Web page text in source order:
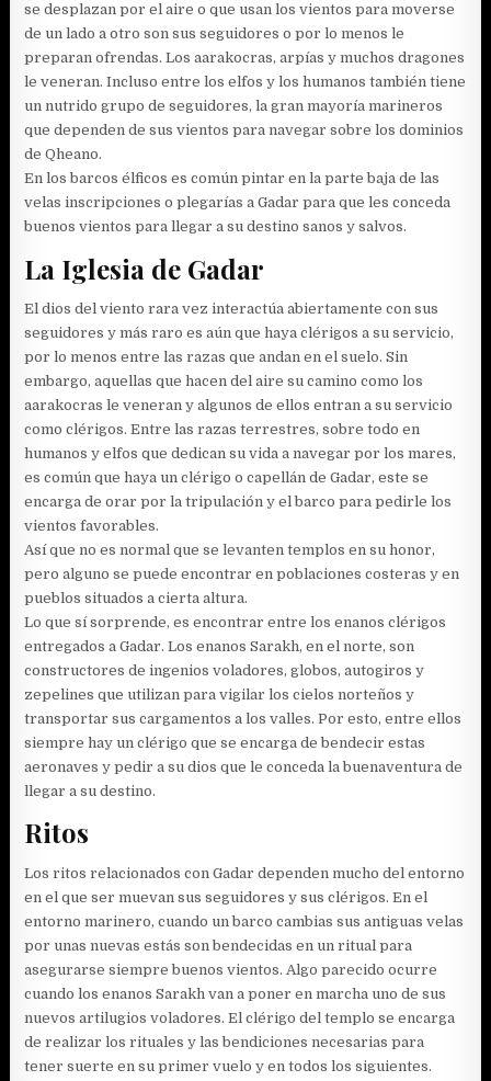
se desplazan por el aire o que usan los vientos para moverse
de un lado a otro son sus seguidores o por lo menos le
preparan ofrendas. Los aarakocras, arpías y muchos dragones
le veneran. Incluso entre los elfos y los humanos también tiene
un nutrido grupo de seguidores, la gran mayoría marineros
que dependen de sus vientos para navegar sobre los dominios
de Qheano.
En los barcos élficos es común pintar en la parte baja de las
velas inscripciones o plegarías a Gadar para que les conceda
buenos vientos para llegar a su destino sanos y salvos.
La Iglesia de Gadar
El dios del viento rara vez interactúa abiertamente con sus
seguidores y más raro es aún que haya clérigos a su servicio,
por lo menos entre las razas que andan en el suelo. Sin
embargo, aquellas que hacen del aire su camino como los
aarakocras le veneran y algunos de ellos entran a su servicio
como clérigos. Entre las razas terrestres, sobre todo en
humanos y elfos que dedican su vida a navegar por los mares,
es común que haya un clérigo o capellán de Gadar, este se
encarga de orar por la tripulación y el barco para pedirle los
vientos favorables.
Así que no es normal que se levanten templos en su honor,
pero alguno se puede encontrar en poblaciones costeras y en
pueblos situados a cierta altura.
Lo que sí sorprende, es encontrar entre los enanos clérigos
entregados a Gadar. Los enanos Sarakh, en el norte, son
constructores de ingenios voladores, globos, autogiros y
zepelines que utilizan para vigilar los cielos norteños y
transportar sus cargamentos a los valles. Por esto, entre ellos
siempre hay un clérigo que se encarga de bendecir estas
aeronaves y pedir a su dios que le conceda la buenaventura de
llegar a su destino.
Ritos
Los ritos relacionados con Gadar dependen mucho del entorno
en el que ser muevan sus seguidores y sus clérigos. En el
entorno marinero, cuando un barco cambias sus antiguas velas
por unas nuevas estás son bendecidas en un ritual para
asegurarse siempre buenos vientos. Algo parecido ocurre
cuando los enanos Sarakh van a poner en marcha uno de sus
nuevos artilugios voladores. El clérigo del templo se encarga
de realizar los rituales y las bendiciones necesarias para
tener suerte en su primer vuelo y en todos los siguientes.